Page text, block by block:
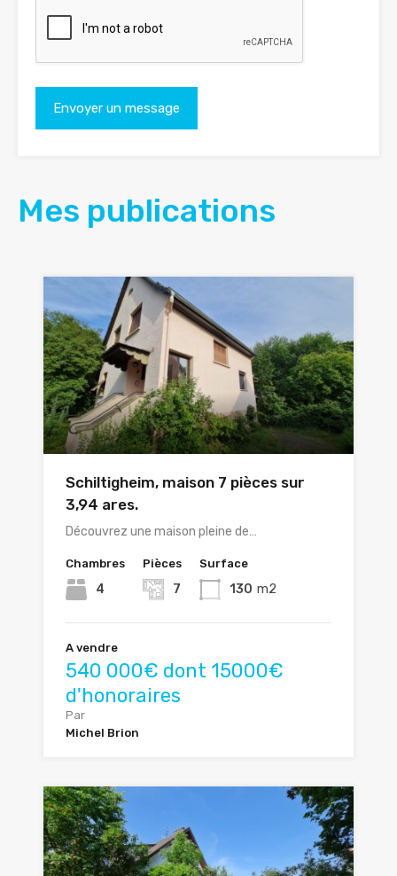
Mes publications
Schiltigheim, maison 7 pièces sur
3,94 ares.
Découvrez une maison pleine de…
Chambres
4
Pièces
7
Surface
130 m2
A vendre
540 000€ dont 15000€
d'honoraires
Par
Michel Brion